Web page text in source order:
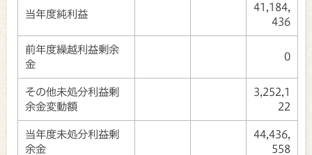
当年度純利益
41,184,
436
前年度繰越利益剰余
金
0
その他未処分利益剰
余金変動額
3,252,1
22
当年度未処分利益剰
余金
44,436,
558